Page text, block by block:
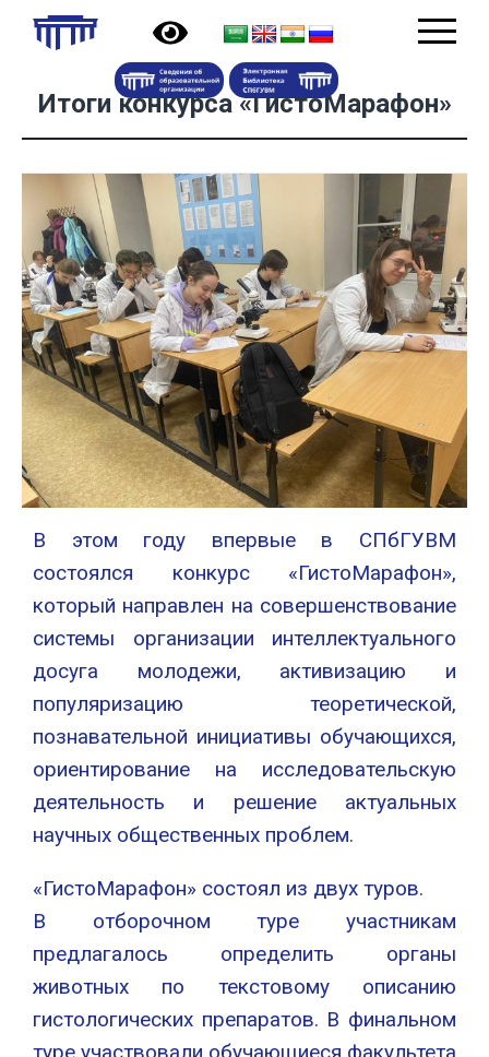
Итоги конкурса «ГистоМарафон»
В этом году впервые в СПбГУВМ
состоялся конкурс «ГистоМарафон»,
который направлен на совершенствование
системы организации интеллектуального
досуга молодежи, активизацию и
популяризацию теоретической,
познавательной инициативы обучающихся,
ориентирование на исследовательскую
деятельность и решение актуальных
научных общественных проблем.
«ГистоМарафон» состоял из двух туров.
В отборочном туре участникам
предлагалось определить органы
животных по текстовому описанию
гистологических препаратов. В финальном